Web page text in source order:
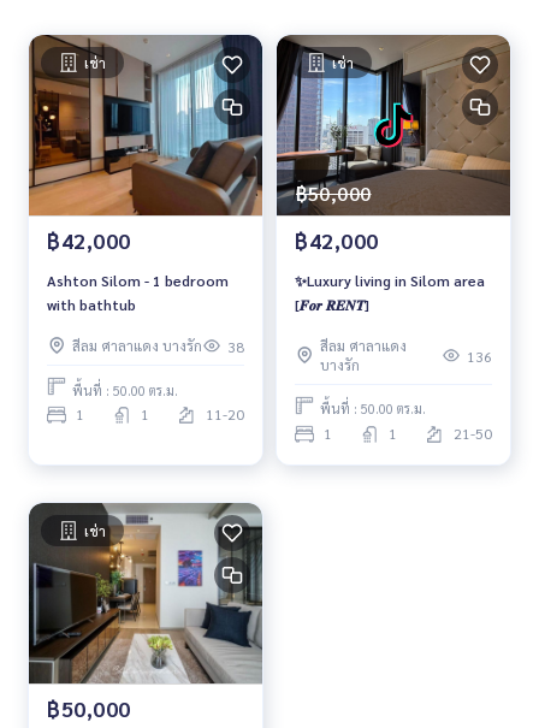
เช่า
฿42,000
Ashton Silom - 1 bedroom
with bathtub
สีลม ศาลาแดง บางรัก 38
พื้นที่ : 50.00 ตร.ม.
1 1 11-20
เช่า
฿50,000
฿42,000
✨Luxury living in Silom area
[𝑭𝒐𝒓 𝑹𝑬𝑵𝑻]
สีลม ศาลาแดง
บางรัก
136
พื้นที่ : 50.00 ตร.ม.
1 1 21-50
เช่า
฿50,000